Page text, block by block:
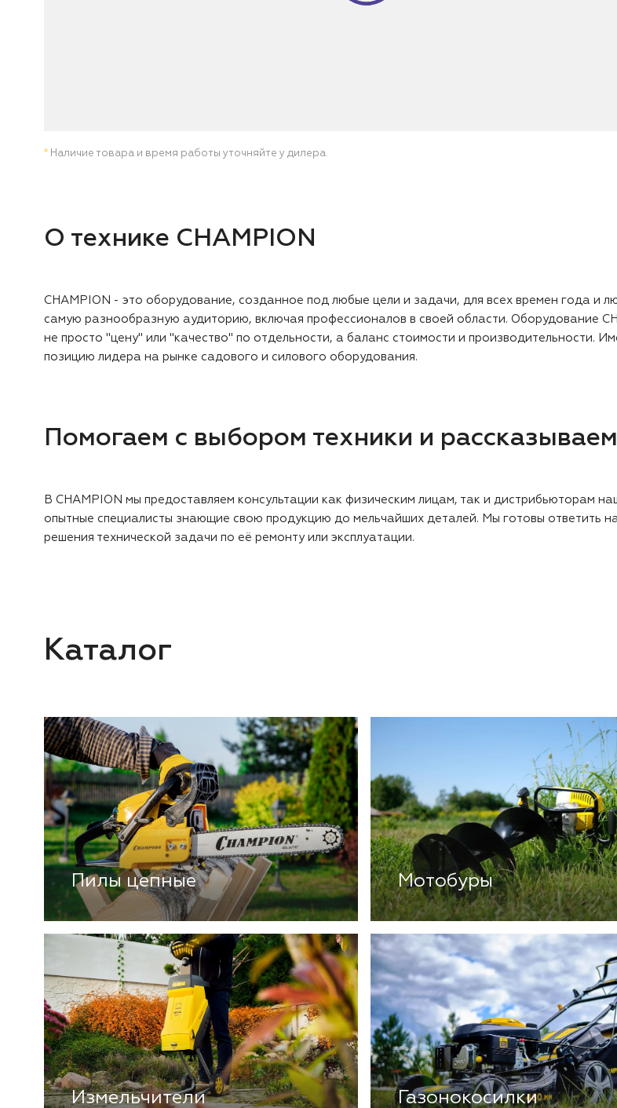
* Наличие товара и время работы уточняйте у дилера.
О технике CHAMPION
CHAMPION - это оборудование, созданное под любые цели и задачи, для всех времен года и
самую разнообразную аудиторию, включая профессионалов в своей области. Оборудование
не просто "цену" или "качество" по отдельности, а баланс стоимости и производительности.
позицию лидера на рынке садового и силового оборудования.
Помогаем с выбором техники и
В CHAMPION мы предоставляем консультации как физическим лицам, так и дистрибьюторам
опытные специалисты знающие свою продукцию до мельчайших деталей. Мы готовы ответить
решения технической задачи по её ремонту или эксплуатации.
Каталог
Пилы цепные Мотобуры
Измельчители Газонокосилки